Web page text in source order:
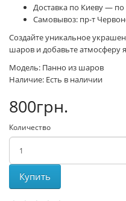
Доставка по Киеву — по
Самовывоз: пр-т
Создайте уникальное
шаров и добавьте атмосферу
Модель: Панно из шаров
Наличие: Есть в наличии
800грн.
Количество
Купить